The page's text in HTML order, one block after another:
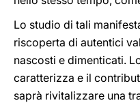
Lo studio di tali
riscoperta di autentici
nascosti e dimenticati.
caratterizza e il
saprà rivitalizzare una